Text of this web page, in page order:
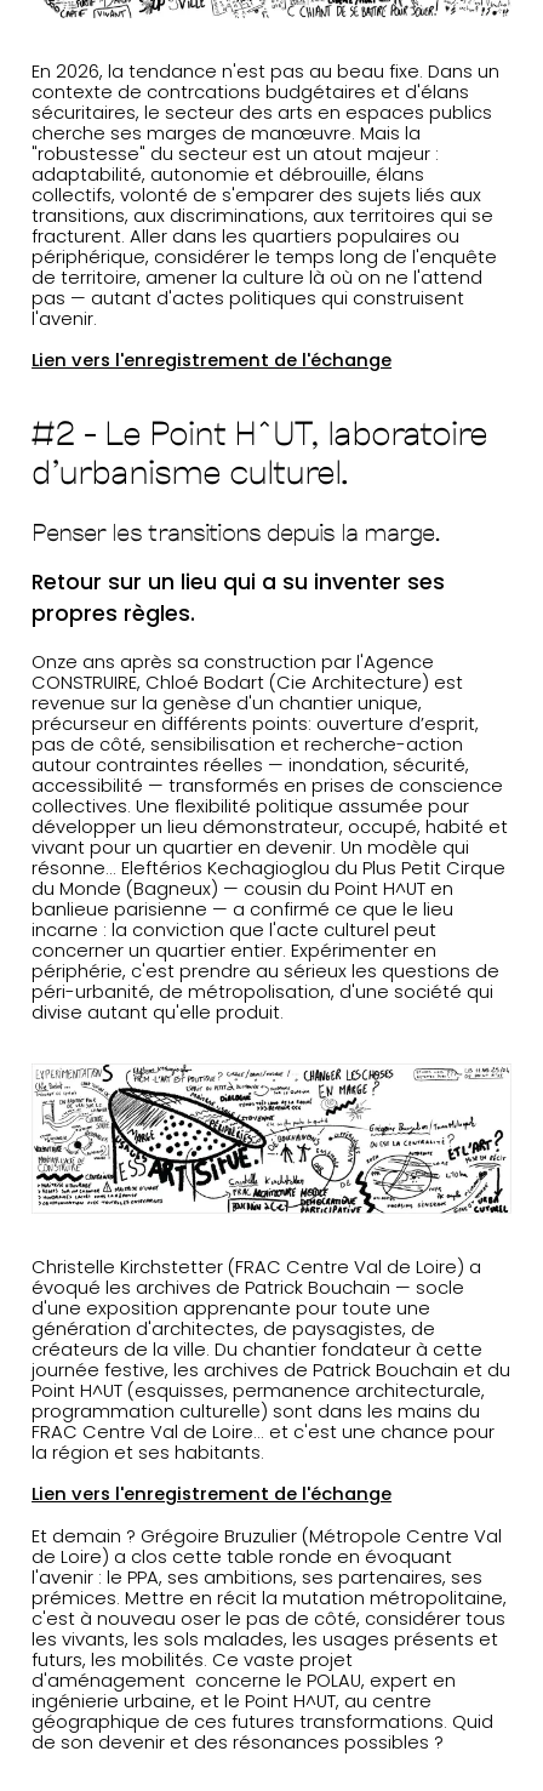
En 2026, la tendance n'est pas au beau fixe. Dans un
contexte de contrcations budgétaires et d'élans
sécuritaires, le secteur des arts en espaces publics
cherche ses marges de manœuvre. Mais la
"robustesse" du secteur est un atout majeur :
adaptabilité, autonomie et débrouille, élans
collectifs, volonté de s'emparer des sujets liés aux
transitions, aux discriminations, aux territoires qui se
fracturent. Aller dans les quartiers populaires ou
périphérique, considérer le temps long de l'enquête
de territoire, amener la culture là où on ne l'attend
pas — autant d'actes politiques qui construisent
l'avenir.
Lien vers l'enregistrement de l'échange
#2 - Le Point H^UT, laboratoire
d'urbanisme culturel.
Penser les transitions depuis la marge.
Retour sur un lieu qui a su inventer ses
propres règles.
Onze ans après sa construction par l'Agence
CONSTRUIRE, Chloé Bodart (Cie Architecture) est
revenue sur la genèse d'un chantier unique,
précurseur en différents points: ouverture d’esprit,
pas de côté, sensibilisation et recherche-action
autour contraintes réelles — inondation, sécurité,
accessibilité — transformés en prises de conscience
collectives. Une flexibilité politique assumée pour
développer un lieu démonstrateur, occupé, habité et
vivant pour un quartier en devenir. Un modèle qui
résonne... Eleftérios Kechagioglou du Plus Petit Cirque
du Monde (Bagneux) — cousin du Point H^UT en
banlieue parisienne — a confirmé ce que le lieu
incarne : la conviction que l'acte culturel peut
concerner un quartier entier. Expérimenter en
périphérie, c'est prendre au sérieux les questions de
péri-urbanité, de métropolisation, d'une société qui
divise autant qu'elle produit.
Christelle Kirchstetter (FRAC Centre Val de Loire) a
évoqué les archives de Patrick Bouchain — socle
d'une exposition apprenante pour toute une
génération d'architectes, de paysagistes, de
créateurs de la ville. Du chantier fondateur à cette
journée festive, les archives de Patrick Bouchain et du
Point H^UT (esquisses, permanence architecturale,
programmation culturelle) sont dans les mains du
FRAC Centre Val de Loire... et c'est une chance pour
la région et ses habitants.
Lien vers l'enregistrement de l'échange
Et demain ? Grégoire Bruzulier (Métropole Centre Val
de Loire) a clos cette table ronde en évoquant
l'avenir : le PPA, ses ambitions, ses partenaires, ses
prémices. Mettre en récit la mutation métropolitaine,
c'est à nouveau oser le pas de côté, considérer tous
les vivants, les sols malades, les usages présents et
futurs, les mobilités. Ce vaste projet
d'aménagement concerne le POLAU, expert en
ingénierie urbaine, et le Point H^UT, au centre
géographique de ces futures transformations. Quid
de son devenir et des résonances possibles ?